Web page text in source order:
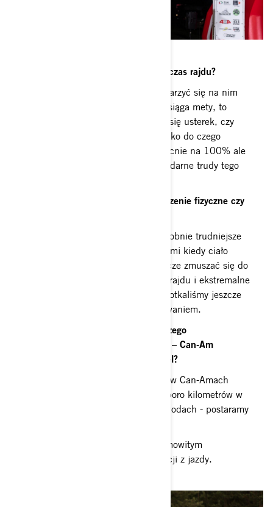
Czego najbardziej obawiacie się podczas rajdu?
To nieprzewidywalny rajd, może wydarzyć się na nim
wszystko. Prawie połowa załóg nie osiąga mety, to
bardzo dużo. Najbardziej obawiamy się usterek, czy
sytuacji niezależnych od nas. Wszystko do czego
możemy się przygotować robimy obecnie na 100% ale
dopiero na miejscu poczujemy legendarne trudy tego
Co jest gorsze podczas rajdu – zmęczenie fizyczne czy
Okaże się na miejscu 😊 Prawdopodobnie trudniejsze
będzie zmęczenie psychiczne- czasami kiedy ciało
odmawia posłuszeństwa można jeszcze zmuszać się do
walki w swojej głowie. Długość tego rajdu i ekstremalne
warunki, których z pewnością nie spotkaliśmy jeszcze
nigdzie indziej będą ogromnym wyzwaniem.
I teraz najważniejsze pytanie… dlaczego
zdecydowaliście się na SSV od BRP – Can-Am
Maverick? Dlaczego akurat ten model?
Mamy już dość duże doświadczenie w Can-Amach
Maverickach. Przejechaliśmy nimi sporo kilometrów w
różnych warunkach i na różnych zawodach - postaramy
To mocne, szybkie maszyny z niesamowitym
zawieszeniem, dające dużo satysfakcji z jazdy.